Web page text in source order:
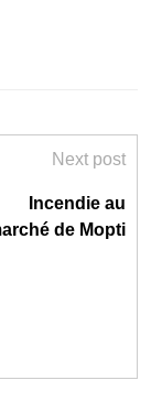
Next post
Incendie au
de Mopti